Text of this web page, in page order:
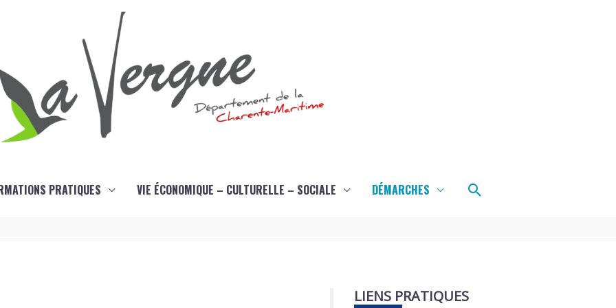
PRATIQUES VIE ÉCONOMIQUE – CULTURELLE – SOCIALE DÉMARCHES Rechercher
LIENS PRATIQUES